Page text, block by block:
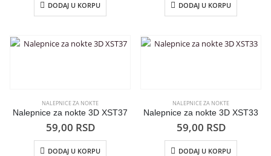
DODAJ U KORPU DODAJ U KORPU
NALEPNICE ZA NOKTE
Nalepnice za nokte 3D XST37
59,00 RSD
DODAJ U KORPU
NALEPNICE ZA NOKTE
Nalepnice za nokte 3D XST33
59,00 RSD
DODAJ U KORPU